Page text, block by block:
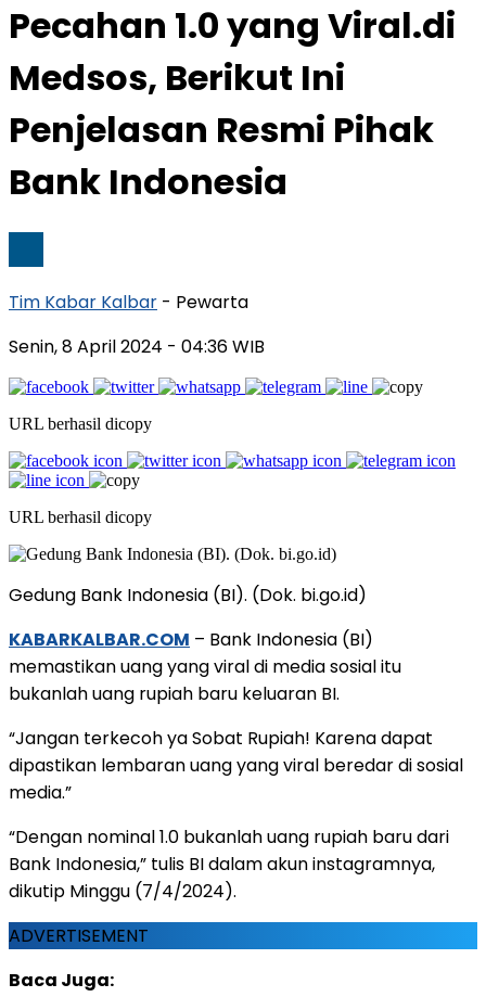
Pecahan 1.0 yang Viral.di
Medsos, Berikut Ini
Penjelasan Resmi Pihak
Bank Indonesia
Tim Kabar Kalbar - Pewarta
Senin, 8 April 2024 - 04:36 WIB
URL berhasil dicopy
URL berhasil dicopy
Gedung Bank Indonesia (BI). (Dok. bi.go.id)
KABARKALBAR.COM – Bank Indonesia (BI)
memastikan uang yang viral di media sosial itu
bukanlah uang rupiah baru keluaran BI.
“Jangan terkecoh ya Sobat Rupiah! Karena dapat
dipastikan lembaran uang yang viral beredar di sosial
media.”
“Dengan nominal 1.0 bukanlah uang rupiah baru dari
Bank Indonesia,” tulis BI dalam akun instagramnya,
dikutip Minggu (7/4/2024).
ADVERTISEMENT
Baca Juga: